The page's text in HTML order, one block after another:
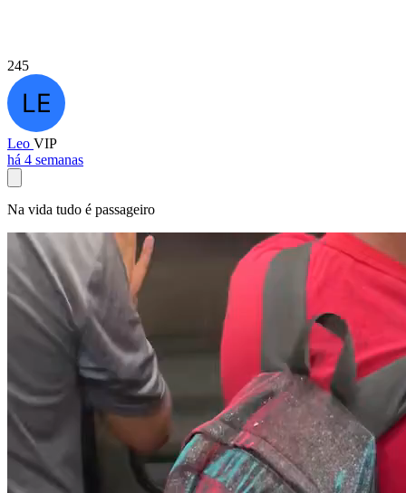
245
Leo VIP
há 4 semanas
Na vida tudo é passageiro